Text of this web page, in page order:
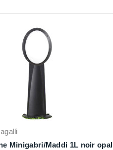
Minigabri/Maddi 1L noir opal